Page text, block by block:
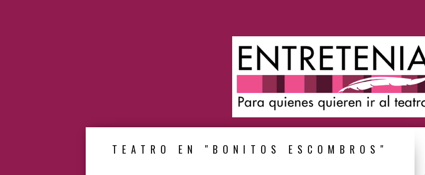
TEATRO EN "BONITOS ESCOMBROS"